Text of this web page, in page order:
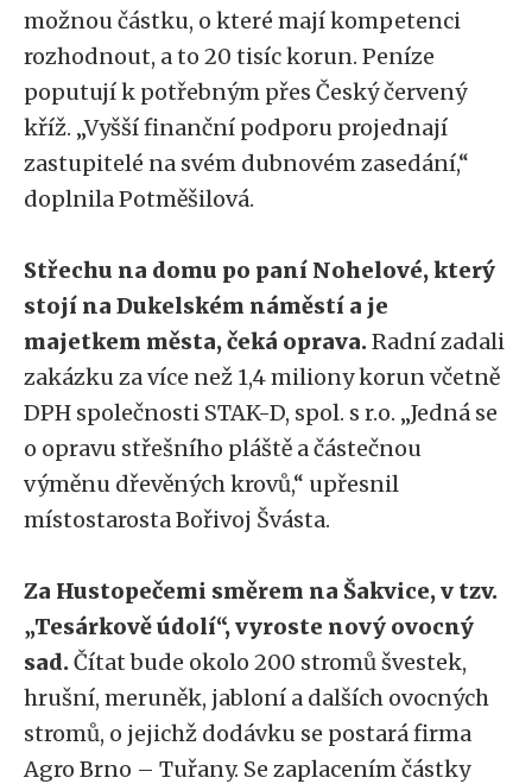
možnou částku, o které mají kompetenci
rozhodnout, a to 20 tisíc korun. Peníze
poputují k potřebným přes Český červený
kříž. „Vyšší finanční podporu projednají
zastupitelé na svém dubnovém zasedání,“
doplnila Potměšilová.
Střechu na domu po paní Nohelové, který
stojí na Dukelském náměstí a je
majetkem města, čeká oprava.Radní zadali
zakázku za více než 1,4 miliony korun včetně
DPH společnosti STAK-D, spol. s r.o. „Jedná se
o opravu střešního pláště a částečnou
výměnu dřevěných krovů,“ upřesnil
místostarosta Bořivoj Švásta.
Za Hustopečemi směrem na Šakvice, v tzv.
„Tesárkově údolí“, vyroste nový ovocný
sad.Čítat bude okolo 200 stromů švestek,
hrušní, meruněk, jabloní a dalších ovocných
stromů, o jejichž dodávku se postará firma
Agro Brno – Tuřany. Se zaplacením částky